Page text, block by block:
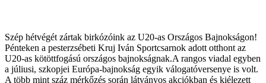
Szép hétvégét zártak birkózóink az U20-as Országos Bajnokságon!
Pénteken a pesterzsébeti Kruj Iván Sportcsarnok adott otthont az
U20-as kötöttfogású országos bajnokságnak.A rangos viadal egyben
a júliusi, szkopjei Európa-bajnokság egyik válogatóversenye is volt.
A több mint száz mérkőzés során látványos akciókban és kiélezett